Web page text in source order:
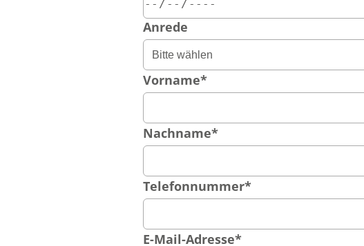
Anrede
Vorname*
Nachname*
Telefonnummer*
E-Mail-Adresse*